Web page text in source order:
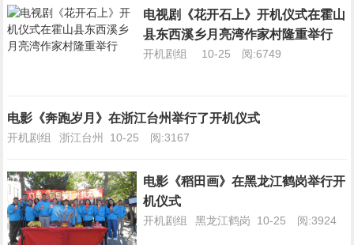
电视剧《花开石上》开机仪式在霍山
县东西溪乡月亮湾作家村隆重举行
开机剧组 10-25 阅:6749
电影《奔跑岁月》在浙江台州举行了开机仪式
开机剧组 浙江台州 10-25 阅:3167
电影《稻田画》在黑龙江鹤岗举行开
机仪式
开机剧组 黑龙江鹤岗 10-25 阅:3924